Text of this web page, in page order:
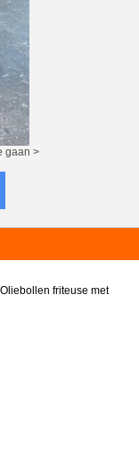
gaan >
friteuse met